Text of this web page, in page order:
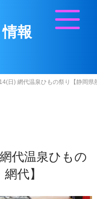
報
日) 網代温泉ひもの祭り【静岡県
代温泉ひもの
代】